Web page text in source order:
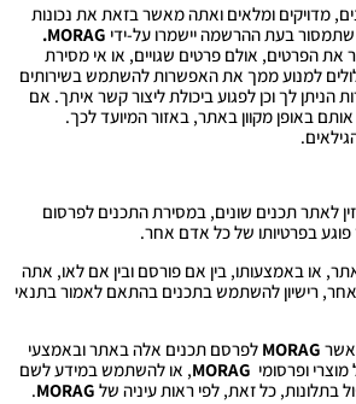
מדויקים ומלאים ואתה מאשר בזאת את נכונות
בעת ההרשמה יישמרו על-ידי MORAG.
את הפרטים, אולם פרטים שגויים, או אי מסירת
למנוע ממך את האפשרות להשתמש בשירותים
הניתן לך וכן לפגוע ביכולת ליצור קשר איתך. אם
באופן מקוון באתר, באזור המיועד לכך.
לאתר תכנים שונים, במסירת התכנים לפרסום
בפרטיותו של כל אדם אחר.
או באמצעותו, בין אם פורסם ובין אם לאו, אתה
רישיון להשתמש בתכנים בהתאם לאמור בתנאי
MORAG לפרסם תכנים אלה באתר ובאמצעי
ופרסומי MORAG, או להשתמש במידע לשם
בתלונות, כל זאת, לפי ראות עיניה של MORAG
.